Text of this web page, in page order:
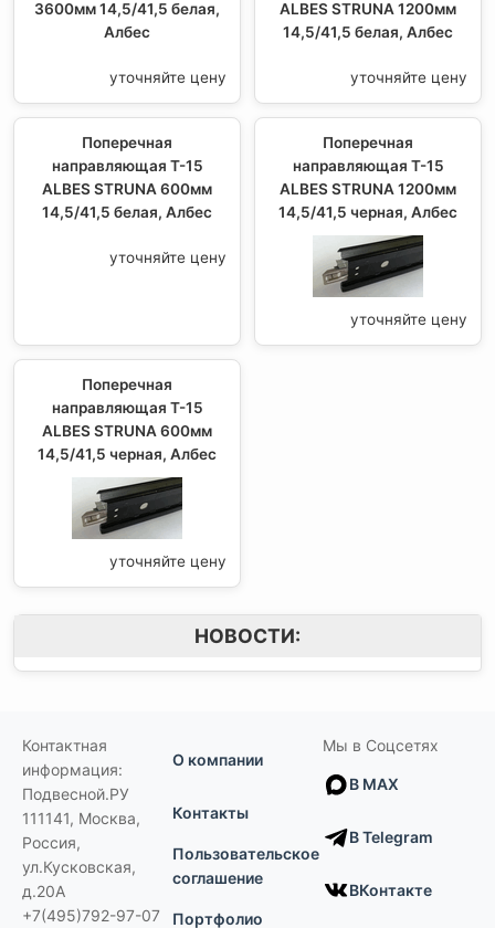
3600мм 14,5/41,5 белая,
Албес
уточняйте цену
ALBES STRUNA 1200мм
14,5/41,5 белая, Албес
уточняйте цену
Поперечная
направляющая Т-15
ALBES STRUNA 600мм
14,5/41,5 белая, Албес
уточняйте цену
Поперечная
направляющая Т-15
ALBES STRUNA 1200мм
14,5/41,5 черная, Албес
уточняйте цену
Поперечная
направляющая Т-15
ALBES STRUNA 600мм
14,5/41,5 черная, Албес
уточняйте цену
НОВОСТИ:
Контактная
информация:
Подвесной.РУ
111141, Москва,
Россия,
ул.Кусковская,
д.20А
+7(495)792-97-07
О компании
Контакты
Пользовательское
соглашение
Портфолио
Мы в Соцсетях
В MAX
В Telegram
ВКонтакте